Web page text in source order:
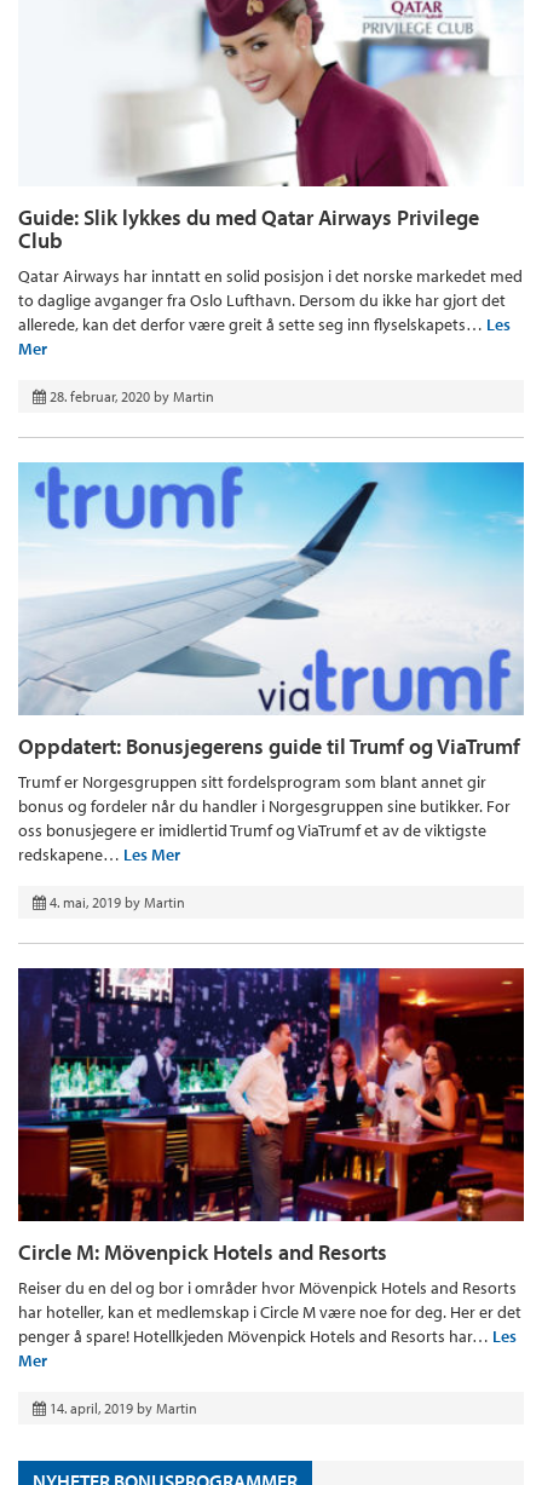
Guide: Slik lykkes du med Qatar Airways Privilege
Club
Qatar Airways har inntatt en solid posisjon i det norske markedet med
to daglige avganger fra Oslo Lufthavn. Dersom du ikke har gjort det
allerede, kan det derfor være greit å sette seg inn flyselskapets… Les
Mer
28. februar, 2020 by Martin
Oppdatert: Bonusjegerens guide til Trumf og ViaTrumf
Trumf er Norgesgruppen sitt fordelsprogram som blant annet gir
bonus og fordeler når du handler i Norgesgruppen sine butikker. For
oss bonusjegere er imidlertid Trumf og ViaTrumf et av de viktigste
redskapene… Les Mer
4. mai, 2019 by Martin
Circle M: Mövenpick Hotels and Resorts
Reiser du en del og bor i områder hvor Mövenpick Hotels and Resorts
har hoteller, kan et medlemskap i Circle M være noe for deg. Her er det
penger å spare! Hotellkjeden Mövenpick Hotels and Resorts har… Les
Mer
14. april, 2019 by Martin